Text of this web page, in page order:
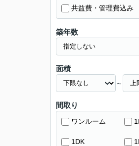
共益費・管理費込み
築年数
面積
～
間取り
ワンルーム
1DK